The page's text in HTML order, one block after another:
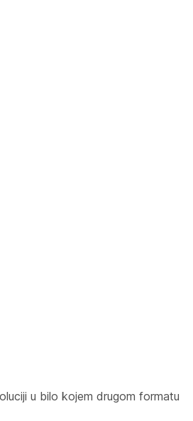
u bilo kojem drugom formatu